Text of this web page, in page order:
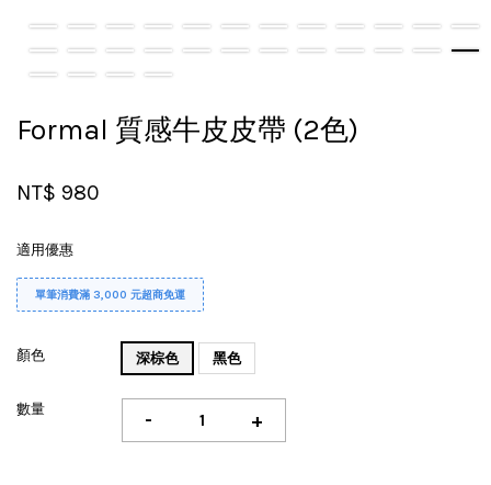
Formal 質感牛皮皮帶 (2色)
NT$ 980
適用優惠
單筆消費滿 3,000 元超商免運
顏色 深棕色 黑色
數量 - +